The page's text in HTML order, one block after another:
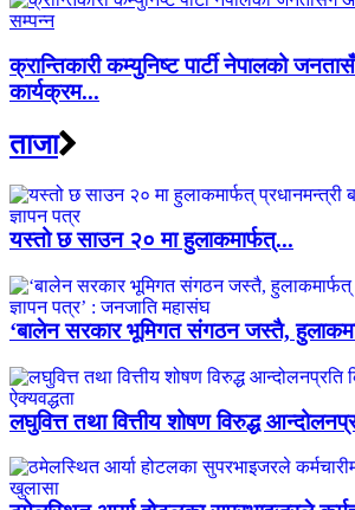
क्रान्तिकारी कम्युनिष्ट पार्टी नेपालको
कार्यक्रम...
ताजा
यस्तो छ साउन २० मा हुलाकमार्फत्...
‘बालेन सरकार भूमिगत संगठन जस्तै,
लघुवित्त तथा वित्तीय शोषण विरुद्ध